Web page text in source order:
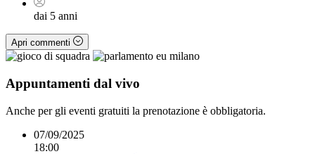
dai 5 anni
Apri commenti
Appuntamenti dal vivo
Anche per gli eventi gratuiti la prenotazione è obbligatoria.
07/09/2025
18:00